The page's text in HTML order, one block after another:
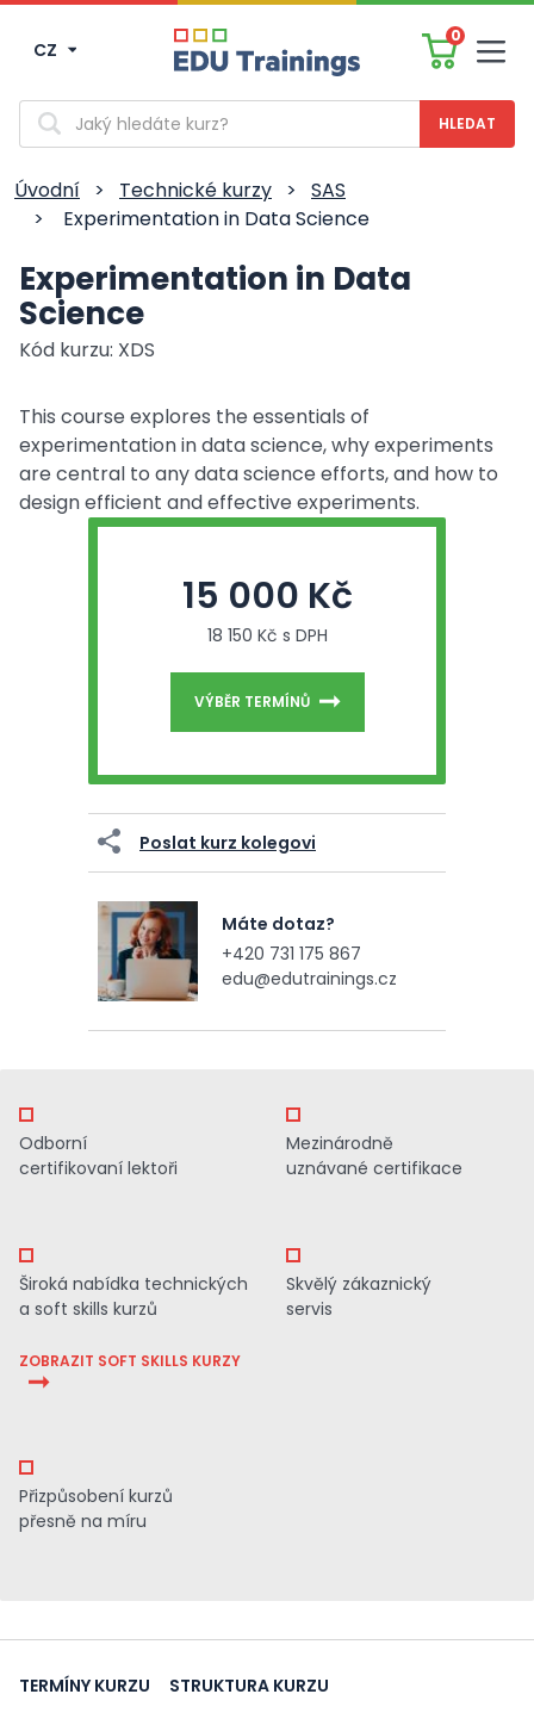
CZ
0
Vyhledávání
Úvodní > Technické kurzy >
SAS
>
Experimentation in Data Science
Experimentation in Data
Science
Kód kurzu: XDS
This course explores the essentials of
experimentation in data science, why experiments
are central to any data science efforts, and how to
design efficient and effective experiments.
15 000 Kč
18 150 Kč s DPH
VÝBĚR TERMÍNŮ
Poslat kurz kolegovi
Máte dotaz?
+420 731 175 867
edu@edutrainings.cz
Odborní
certifikovaní lektoři
Mezinárodně
uznávané certifikace
Široká nabídka technických
a soft skills kurzů
ZOBRAZIT SOFT SKILLS KURZY
Skvělý zákaznický
servis
Přizpůsobení kurzů
přesně na míru
TERMÍNY KURZU STRUKTURA KURZU